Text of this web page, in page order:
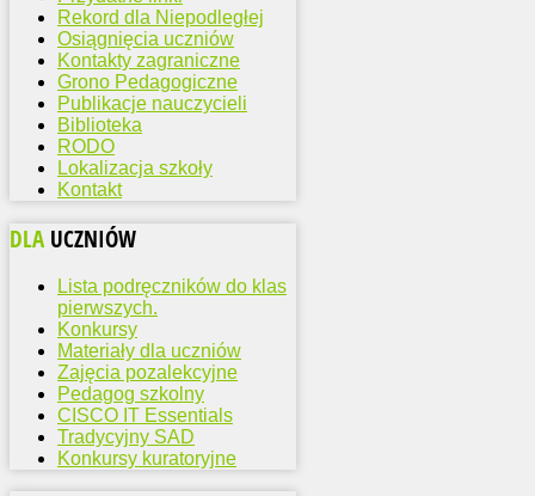
Rekord dla Niepodległej
Osiągnięcia uczniów
Kontakty zagraniczne
Grono Pedagogiczne
Publikacje nauczycieli
Biblioteka
RODO
Lokalizacja szkoły
Kontakt
DLA UCZNIÓW
Lista podręczników do klas
pierwszych.
Konkursy
Materiały dla uczniów
Zajęcia pozalekcyjne
Pedagog szkolny
CISCO IT Essentials
Tradycyjny SAD
Konkursy kuratoryjne